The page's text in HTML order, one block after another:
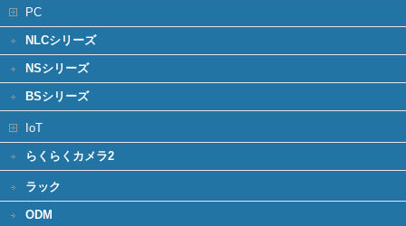
PC
NLCシリーズ
NSシリーズ
BSシリーズ
IoT
らくらくカメラ2
ラック
ODM